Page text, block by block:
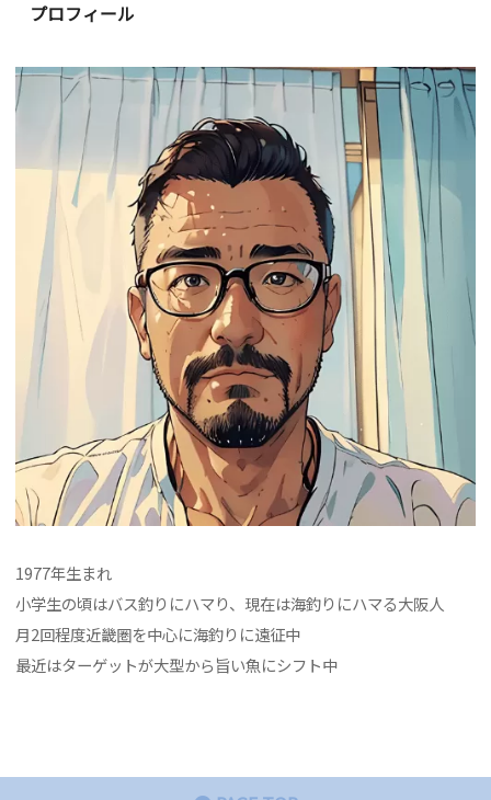
プロフィール
1977年生まれ
小学生の頃はバス釣りにハマり、現在は海釣りにハマる大阪人
月2回程度近畿圏を中心に海釣りに遠征中
最近はターゲットが大型から旨い魚にシフト中